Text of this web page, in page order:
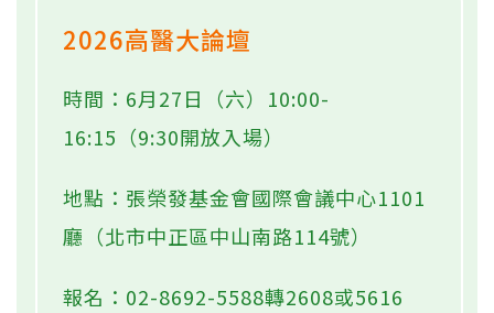
2026高醫大論壇
時間：6月27日（六）10:00-
16:15（9:30開放入場）
地點：張榮發基金會國際會議中心1101
廳（北市中正區中山南路114號）
報名：02-8692-5588轉2608或5616